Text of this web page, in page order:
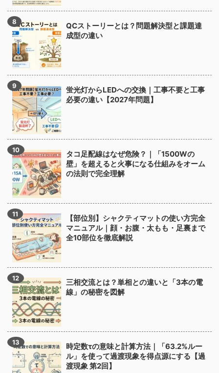
QCストーリーとは？問題解決型と課題達
成型の違い
蛍光灯からLEDへの交換｜工事不要と工事
必要の違い【2027年問題】
タコ足配線はなぜ危険？｜「1500Wの
壁」を超えると火事になる仕組みをオーム
の法則で完全理解
【部位別】シャクティマットの使い方完全
マニュアル｜顔・お腹・太もも・足裏まで
全10部位を徹底解説
三相交流とは？単相との違いと「3本の電
線」の秘密を図解
時定数τの意味と計算方法｜「63.2%ルー
ル」を使って過渡現象を得点源にする【過
渡現象 第2回】